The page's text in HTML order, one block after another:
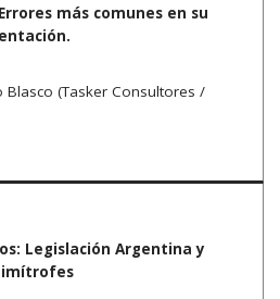
Errores más comunes en su
Blasco (Tasker Consultores /
Legislación Argentina y